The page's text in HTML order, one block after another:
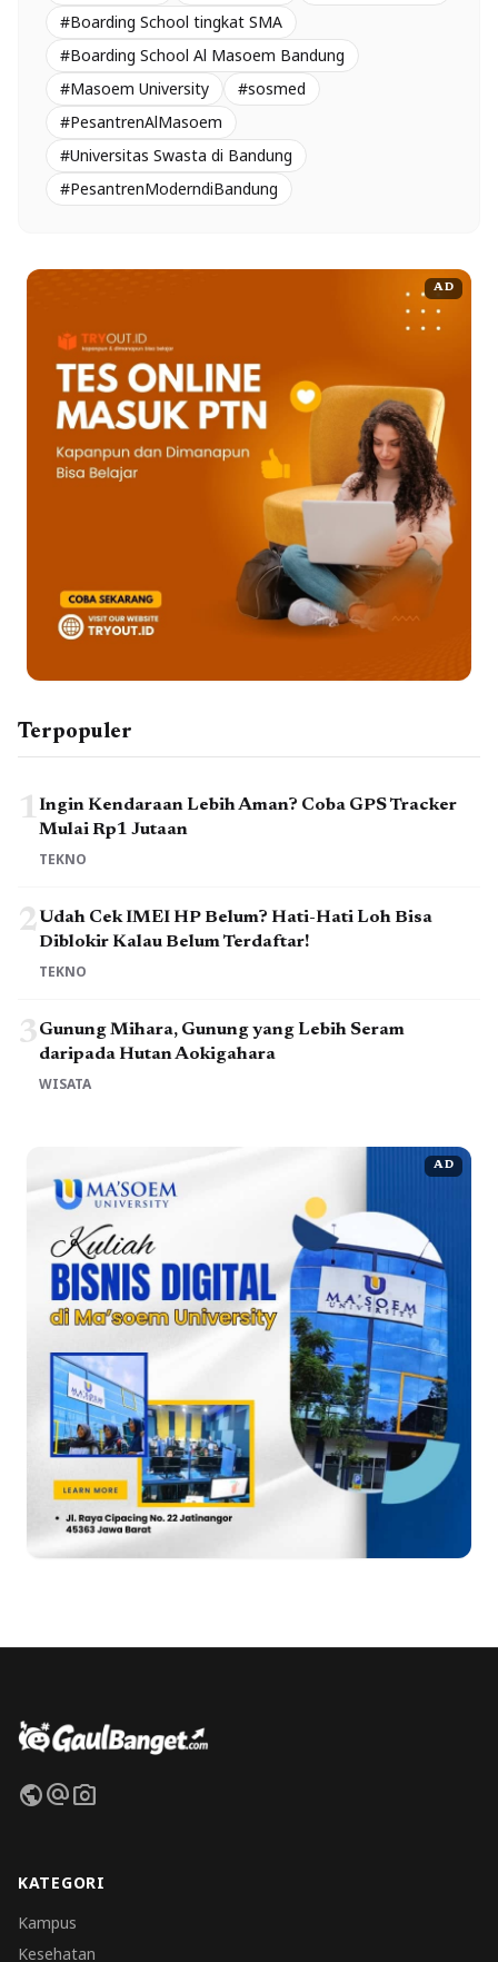
#Boarding School tingkat SMA
#Boarding School Al Masoem Bandung
#Masoem University
#sosmed
#PesantrenAlMasoem
#Universitas Swasta di Bandung
#PesantrenModerndiBandung
AD
Terpopuler
1Ingin Kendaraan Lebih Aman? Coba GPS Tracker
Mulai Rp1 Jutaan
TEKNO
2Udah Cek IMEI HP Belum? Hati-Hati Loh Bisa
Diblokir Kalau Belum Terdaftar!
TEKNO
3Gunung Mihara, Gunung yang Lebih Seram
daripada Hutan Aokigahara
WISATA
AD
publicalternate_emailphoto_camera
KATEGORI
Kampus
Kesehatan